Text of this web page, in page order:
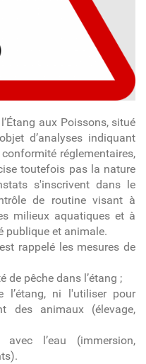
aux Poissons, situé
d’analyses indiquant
réglementaires,
toutefois pas la nature
s'inscrivent dans le
de routine visant à
milieux aquatiques et à
publique et animale.
rappelé les mesures de
de pêche dans l’étang ;
l’étang, ni l'utiliser pour
des animaux (élevage,
l’eau (immersion,